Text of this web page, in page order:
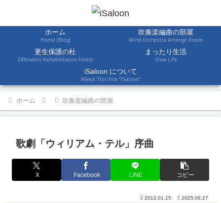
ホーム
Home (Blog)
吹奏楽編曲の部屋
Wind Orchestra Arrange Room
更生保護の杜
Offenders Rehabilitation Forest
まったり生活
Slow Life
iSaloon について
About This Site “iSaloon”
ホーム 吹奏楽編曲の部屋
歌劇「ウィリアム・テル」序曲
X Facebook LINE コピー
2012.01.15 2025.08.27